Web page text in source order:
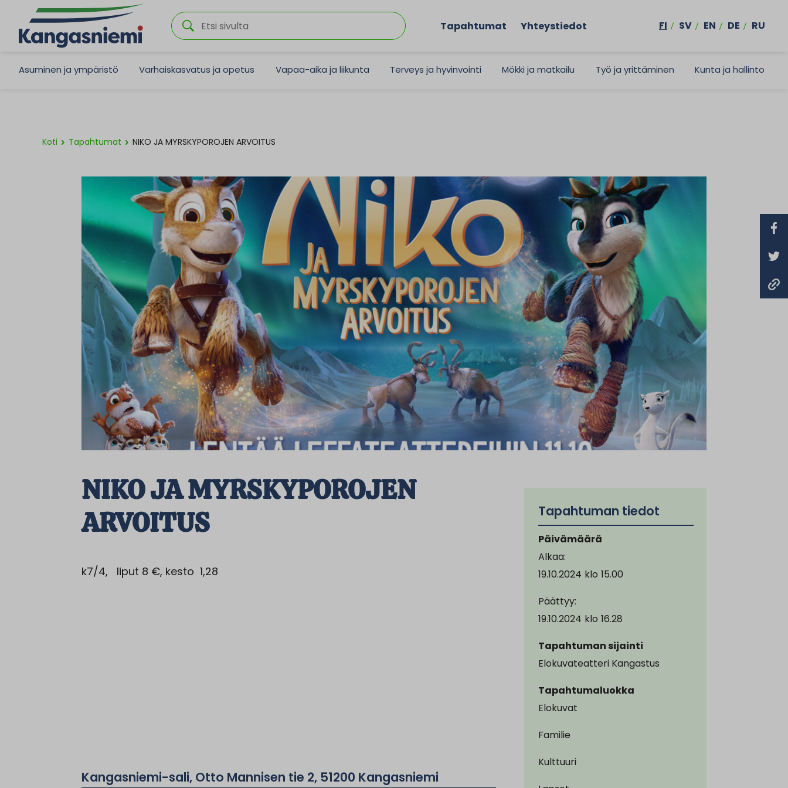
Tapahtumat Yhteystiedot FI SV EN DE RU
Asuminen ja ympäristö Varhaiskasvatus ja opetus Vapaa-aika ja liikunta Terveys ja hyvinvointi Mökki ja matkailu Työ ja yrittäminen Kunta ja hallinto
Koti Tapahtumat NIKO JA MYRSKYPOROJEN ARVOITUS
NIKO JA MYRSKYPOROJEN
ARVOITUS
k7/4, liput 8 €, kesto 1,28
Kangasniemi-sali, Otto Mannisen tie 2, 51200 Kangasniemi
Tapahtuman tiedot
Päivämäärä
Alkaa:
19.10.2024 klo 15.00
Päättyy:
19.10.2024 klo 16.28
Tapahtuman sijainti
Elokuvateatteri Kangastus
Tapahtumaluokka
Elokuvat
Familie
Kulttuuri